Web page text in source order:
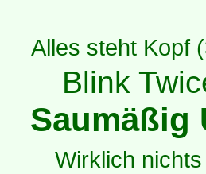
Alles steht Kopf
Blink
Saumäßig
Wirklich